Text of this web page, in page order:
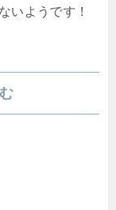
いようです！